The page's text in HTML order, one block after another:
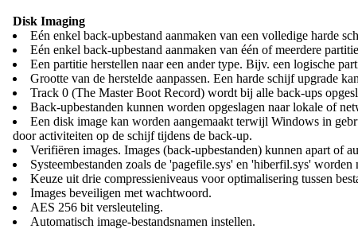
Disk Imaging
Eén enkel back-upbestand aanmaken van een volledige harde
Eén enkel back-upbestand aanmaken van één of meerdere
Een partitie herstellen naar een ander type. Bijv. een logische
Grootte van de herstelde aanpassen. Een harde schijf upgrade
Track 0 (The Master Boot Record) wordt bij alle back-ups
Back-upbestanden kunnen worden opgeslagen naar lokale of
Een disk image kan worden aangemaakt terwijl Windows in
door activiteiten op de schijf tijdens de back-up.
Verifiëren images. Images (back-upbestanden) kunnen apart of
Systeembestanden zoals de 'pagefile.sys' en 'hiberfil.sys'
Keuze uit drie compressieniveaus voor optimalisering tussen
Images beveiligen met wachtwoord.
AES 256 bit versleuteling.
Automatisch image-bestandsnamen instellen.